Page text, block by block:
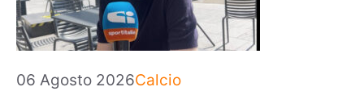
06 Agosto 2026Categorie
Calcio